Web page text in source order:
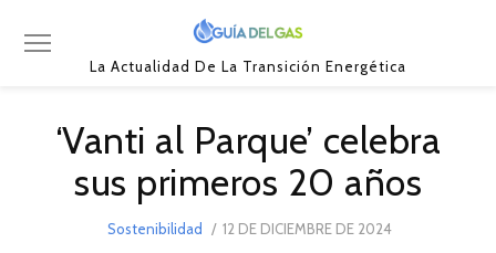
La Actualidad De La Transición Energética
‘Vanti al Parque’ celebra
sus primeros 20 años
Sostenibilidad
POSTED
12 DE DICIEMBRE DE 202413